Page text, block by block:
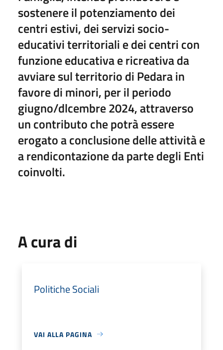
sostenere il potenziamento dei
centri estivi, dei servizi socio-
educativi territoriali e dei centri con
funzione educativa e ricreativa da
avviare sul territorio di Pedara in
favore di minori, per il periodo
giugno/dlcembre 2024, attraverso
un contributo che potrà essere
erogato a conclusione delle attività e
a rendicontazione da parte degli Enti
coinvolti.
A cura di
Politiche Sociali
VAI ALLA PAGINA